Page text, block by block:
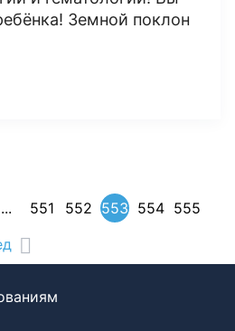
Земной поклон
... 551 552 553 554 555